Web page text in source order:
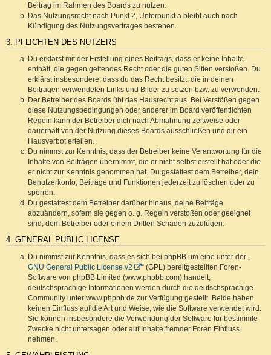
Beitrag im Rahmen des Boards zu nutzen.
Das Nutzungsrecht nach Punkt 2, Unterpunkt a bleibt auch nach
Kündigung des Nutzungsvertrages bestehen.
3. PFLICHTEN DES NUTZERS
Du erklärst mit der Erstellung eines Beitrags, dass er keine Inhalte
enthält, die gegen geltendes Recht oder die guten Sitten verstoßen. Du
erklärst insbesondere, dass du das Recht besitzt, die in deinen
Beiträgen verwendeten Links und Bilder zu setzen bzw. zu verwenden.
Der Betreiber des Boards übt das Hausrecht aus. Bei Verstößen gegen
diese Nutzungsbedingungen oder anderer im Board veröffentlichten
Regeln kann der Betreiber dich nach Abmahnung zeitweise oder
dauerhaft von der Nutzung dieses Boards ausschließen und dir ein
Hausverbot erteilen.
Du nimmst zur Kenntnis, dass der Betreiber keine Verantwortung für die
Inhalte von Beiträgen übernimmt, die er nicht selbst erstellt hat oder die
er nicht zur Kenntnis genommen hat. Du gestattest dem Betreiber, dein
Benutzerkonto, Beiträge und Funktionen jederzeit zu löschen oder zu
sperren.
Du gestattest dem Betreiber darüber hinaus, deine Beiträge
abzuändern, sofern sie gegen o. g. Regeln verstoßen oder geeignet
sind, dem Betreiber oder einem Dritten Schaden zuzufügen.
4. GENERAL PUBLIC LICENSE
Du nimmst zur Kenntnis, dass es sich bei phpBB um eine unter der „
GNU General Public License v2
“ (GPL) bereitgestellten Foren-
Software von phpBB Limited (www.phpbb.com) handelt;
deutschsprachige Informationen werden durch die deutschsprachige
Community unter www.phpbb.de zur Verfügung gestellt. Beide haben
keinen Einfluss auf die Art und Weise, wie die Software verwendet wird.
Sie können insbesondere die Verwendung der Software für bestimmte
Zwecke nicht untersagen oder auf Inhalte fremder Foren Einfluss
nehmen.